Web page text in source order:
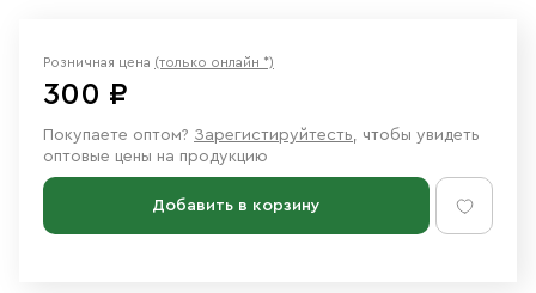
Розничная цена (только онлайн *)
300 ₽
Покупаете оптом? Зарегистируйтесть, чтобы увидеть
оптовые цены на продукцию
Добавить в корзину